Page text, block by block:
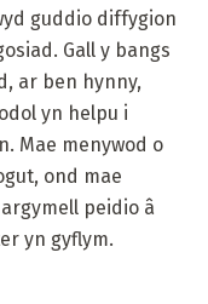
guddio diffygion
Gall y bangs
ar ben hynny,
yn helpu i
Mae menywod o
ond mae
peidio â
yn gyflym.